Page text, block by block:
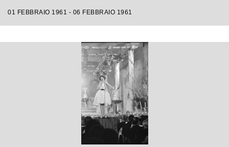
01 FEBBRAIO 1961 - 06 FEBBRAIO 1961